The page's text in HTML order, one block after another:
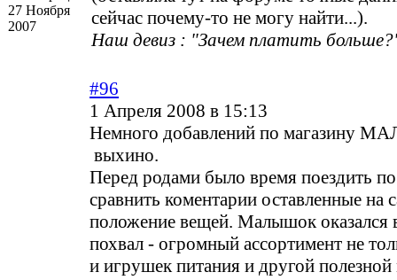
27 Ноября
2007
сейчас почему-то не могу найти...).
Наш девиз : "Зачем платить
#96
1 Апреля 2008 в 15:13
Немного добавлений по магазину
выхино.
Перед родами было время поездить
сравнить коментарии оставленные на
положение вещей. Малышок оказался
похвал - огромный ассортимент не
и игрушек питания и другой полезной